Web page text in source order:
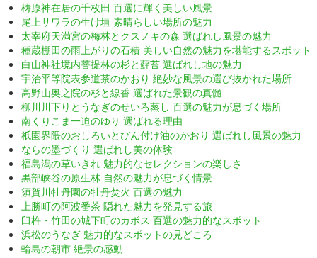
梼原神在居の千枚田 百選に輝く美しい風景
尾上サワラの生け垣 素晴らしい場所の魅力
太宰府天満宮の梅林とクスノキの森 選ばれし風景の魅力
種蔵棚田の雨上がりの石積 美しい自然の魅力を堪能するスポット
白山神社境内菩提林の杉と蘚苔 選ばれし地の魅力
宇治平等院表参道茶のかおり 絶妙な風景の選び抜かれた場所
高野山奥之院の杉と線香 選ばれた景観の真髄
柳川川下りとうなぎのせいろ蒸し 百選の魅力が息づく場所
南くりこま一迫のゆり 選ばれる理由
祇園界隈のおしろいとびん付け油のかおり 選ばれし風景の魅力
ならの墨づくり 選ばれし美の体験
福島潟の草いきれ 魅力的なセレクションの楽しさ
黒部峡谷の原生林 自然の魅力が息づく情景
須賀川牡丹園の牡丹焚火 百選の魅力
上勝町の阿波番茶 隠れた魅力を発見する旅
臼杵・竹田の城下町のカボス 百選の魅力的なスポット
浜松のうなぎ 魅力的なスポットの見どころ
輪島の朝市 絶景の感動